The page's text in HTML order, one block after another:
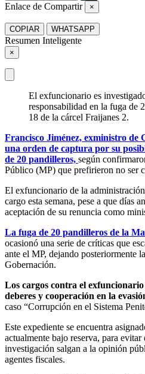
Enlace de Compartir ×
COPIAR WHATSAPP
Resumen Inteligente
×
El exfuncionario es
responsabilidad en la fuga de
18 de la cárcel Fraijanes 2.
Francisco Jiménez, exministro de
una orden de captura por su
de 20 pandilleros, según
Público (MP) que prefirieron no ser
El exfuncionario de la
cargo esta semana, pese a que días
aceptación de su renuncia como
La fuga de 20 pandilleros de la
ocasionó una serie de críticas que
ante el MP, dejando posteriormente
Gobernación.
Los cargos contra el
deberes y cooperación en la
caso “Corrupción en el Sistema
Este expediente se encuentra
actualmente bajo reserva, para evitar
investigación salgan a la opinión
agentes fiscales.